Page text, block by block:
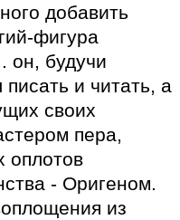
добавить
фигура
он, будучи
и читать, а
своих
пера,
оплотов
- Оригеном.
из